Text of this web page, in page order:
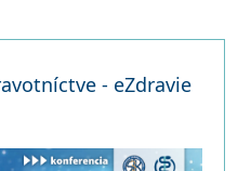
- eZdravie